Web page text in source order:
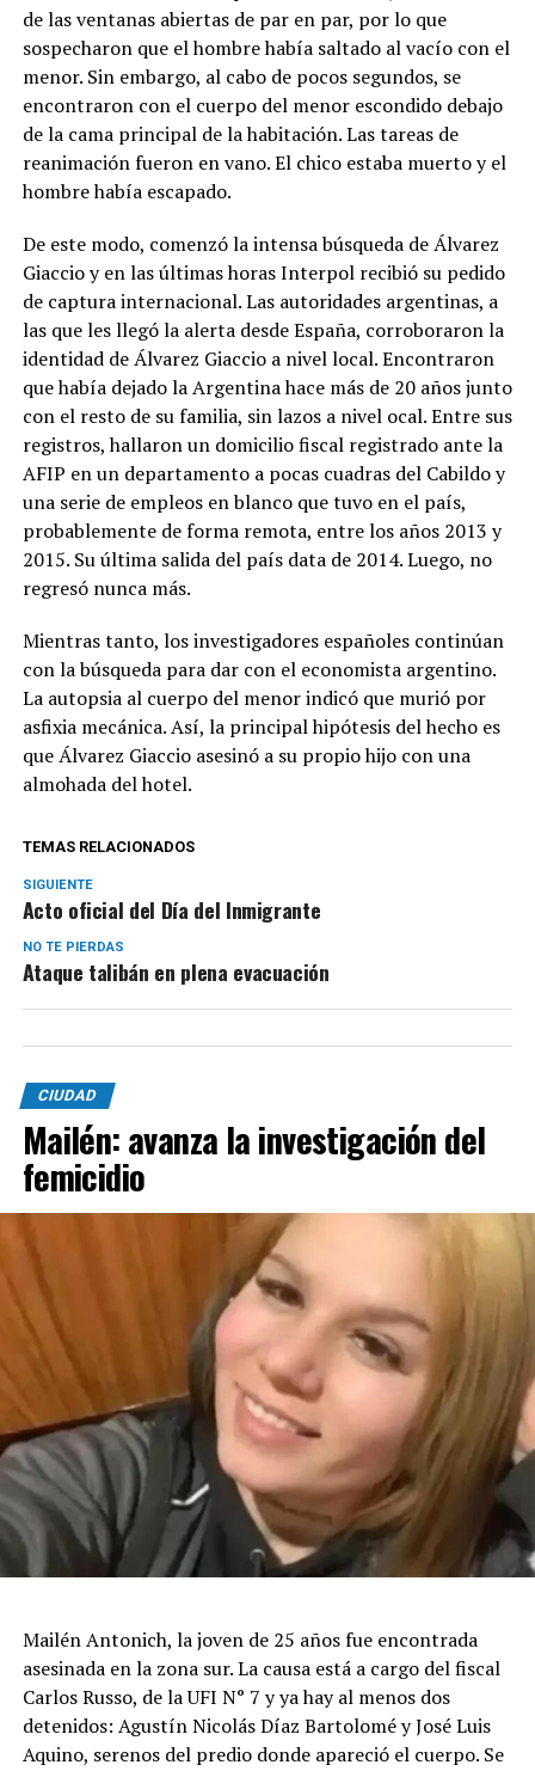
de las ventanas abiertas de par en par, por lo que
sospecharon que el hombre había saltado al vacío con el
menor. Sin embargo, al cabo de pocos segundos, se
encontraron con el cuerpo del menor escondido debajo
de la cama principal de la habitación. Las tareas de
reanimación fueron en vano. El chico estaba muerto y el
hombre había escapado.
De este modo, comenzó la intensa búsqueda de Álvarez
Giaccio y en las últimas horas Interpol recibió su pedido
de captura internacional. Las autoridades argentinas, a
las que les llegó la alerta desde España, corroboraron la
identidad de Álvarez Giaccio a nivel local. Encontraron
que había dejado la Argentina hace más de 20 años junto
con el resto de su familia, sin lazos a nivel ocal. Entre sus
registros, hallaron un domicilio fiscal registrado ante la
AFIP en un departamento a pocas cuadras del Cabildo y
una serie de empleos en blanco que tuvo en el país,
probablemente de forma remota, entre los años 2013 y
2015. Su última salida del país data de 2014. Luego, no
regresó nunca más.
Mientras tanto, los investigadores españoles continúan
con la búsqueda para dar con el economista argentino.
La autopsia al cuerpo del menor indicó que murió por
asfixia mecánica. Así, la principal hipótesis del hecho es
que Álvarez Giaccio asesinó a su propio hijo con una
almohada del hotel.
TEMAS RELACIONADOS
SIGUIENTE
Acto oficial del Día del Inmigrante
NO TE PIERDAS
Ataque talibán en plena evacuación
CIUDAD
Mailén: avanza la investigación del
femicidio
Mailén Antonich, la joven de 25 años fue encontrada
asesinada en la zona sur. La causa está a cargo del fiscal
Carlos Russo, de la UFI N° 7 y ya hay al menos dos
detenidos: Agustín Nicolás Díaz Bartolomé y José Luis
Aquino, serenos del predio donde apareció el cuerpo. Se